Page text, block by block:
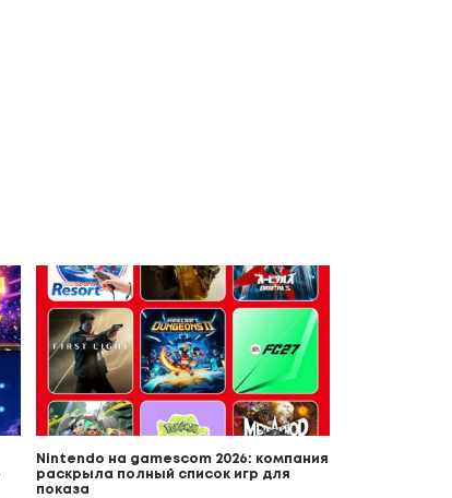
Nintendo на gamescom 2026: компания
раскрыла полный список игр для
показа